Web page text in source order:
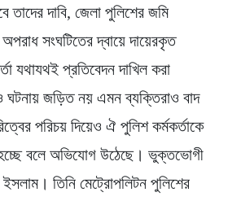
তাদের দাবি, জেলা পুলিশের জমি
অপরাধ সংঘটিতের দ্বায়ে দায়েরকৃত
যথাযথই প্রতিবেদন দাখিল করা
জড়িত নয় এমন ব্যক্তিরাও বাদ
পরিচয় দিয়েও ঐ পুলিশ কর্মকর্তাকে
বলে অভিযোগ উঠেছে। ভুক্তভোগী
তিনি মেট্রোপলিটন পুলিশের